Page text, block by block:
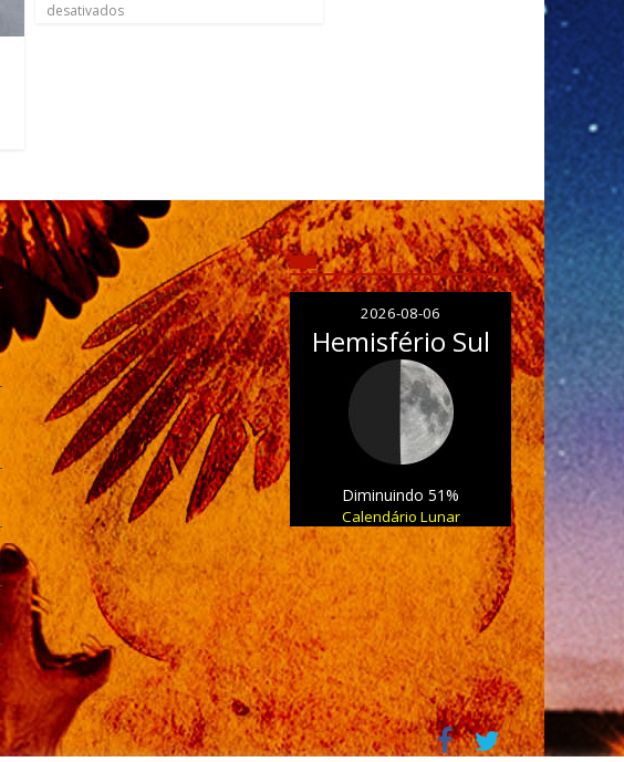
desativados
2026-08-06
Hemisfério Sul
Diminuindo 51%
Calendário Lunar